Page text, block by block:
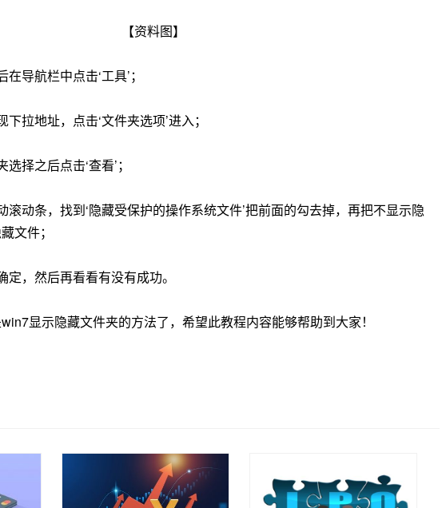
【资料图】
导航栏中点击‘工具’；
拉地址，点击‘文件夹选项’进入；
择之后点击‘查看’；
滚动条，找到‘隐藏受保护的操作系统文件’把前面的勾去掉，再把不显示隐
文件；
定，然后再看看有没有成功。
显示隐藏文件夹的方法了，希望此教程内容能够帮助到大家！